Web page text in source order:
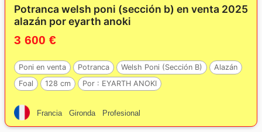
Potranca welsh poni (sección b) en venta 2025
alazán por eyarth anoki
3 600 €
Poni en venta Potranca Welsh Poni (Sección B)
Alazán
Foal
128 cm Por : EYARTH ANOKI
Francia Gironda Profesional